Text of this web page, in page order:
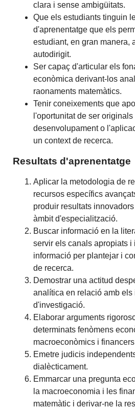
clara i sense ambigüitats.
Que els estudiants tinguin
d'aprenentatge que els
estudiant, en gran manera,
autodirigit.
Ser capaç d'articular els
econòmica derivant-los
raonaments matemàtics.
Tenir coneixements que
l'oportunitat de ser originals
desenvolupament o
un context de recerca.
Resultats d'aprenentatge
Aplicar la metodologia de
recursos específics
produir resultats
àmbit d'especialització.
Buscar informació en la
servir els canals apropiats i
informació per plantejar i
de recerca.
Demostrar una actitud
analítica en relació amb els
d'investigació.
Elaborar arguments
determinats fenòmens
macroeconòmics i financers
Emetre judicis
dialècticament.
Emmarcar una pregunta
la macroeconomia i les
matemàtic i derivar-ne la